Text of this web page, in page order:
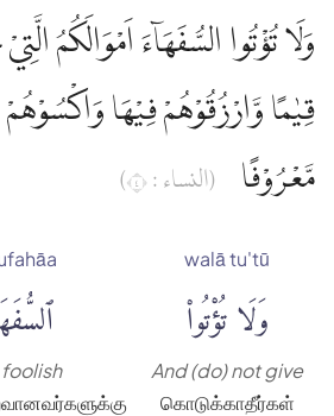
وَلَا تُؤْتُوا السُّفَهَاۤءَ اَمْوَالَكُمُ
قِيٰمًا وَّارْزُقُوْهُمْ فِيْهَا وَاكْسُوْهُمْ
مَّعْرُوْفًا
(النساء : ٤)
walā tu'tū
وَلَا تُؤْتُوا۟
And (do) not give
கொடுக்காதீர்கள்